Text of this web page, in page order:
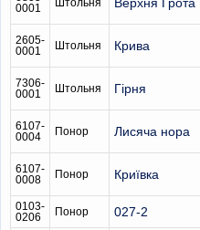
0001
Штольня
2605-
0001
Штольня Крива
7306-
0001
Штольня Гірня
6107-
0004
Понор Лисяча нора
6107-
0008
Понор Криївка
0103-
0206
Понор 027-2